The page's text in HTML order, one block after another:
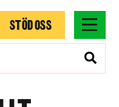
STÖD OSS